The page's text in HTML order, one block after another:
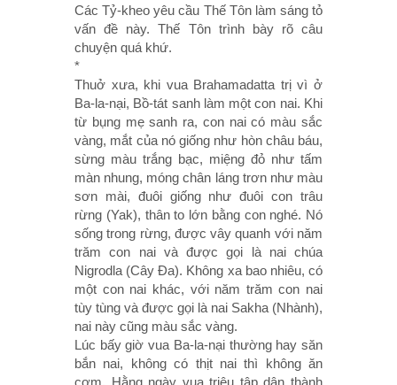
Các Tỷ-kheo yêu cầu Thế Tôn làm sáng tỏ
vấn đề này. Thế Tôn trình bày rõ câu
chuyện quá khứ.
*
Thuở xưa, khi vua Brahamadatta trị vì ở
Ba-la-nại, Bồ-tát sanh làm một con nai. Khi
từ bụng mẹ sanh ra, con nai có màu sắc
vàng, mắt của nó giống như hòn châu báu,
sừng màu trắng bạc, miệng đỏ như tấm
màn nhung, móng chân láng trơn như màu
sơn mài, đuôi giống như đuôi con trâu
rừng (Yak), thân to lớn bằng con nghé. Nó
sống trong rừng, được vây quanh với năm
trăm con nai và được gọi là nai chúa
Nigrodla (Cây Ða). Không xa bao nhiêu, có
một con nai khác, với năm trăm con nai
tùy tùng và được gọi là nai Sakha (Nhành),
nai này cũng màu sắc vàng.
Lúc bấy giờ vua Ba-la-nại thường hay săn
bắn nai, không có thịt nai thì không ăn
cơm. Hằng ngày vua triệu tập dân thành